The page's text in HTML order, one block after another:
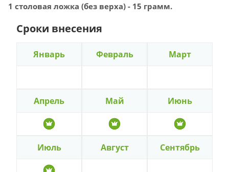
1 столовая ложка (без верха) - 15 грамм.
Сроки внесения
Январь Февраль Март
Апрель Май Июнь
Июль Август Сентябрь